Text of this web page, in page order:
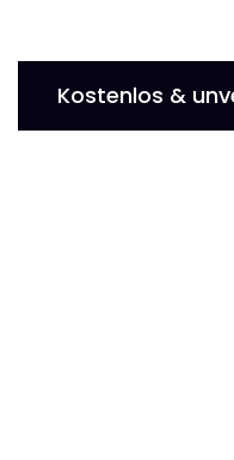
Kostenlos &